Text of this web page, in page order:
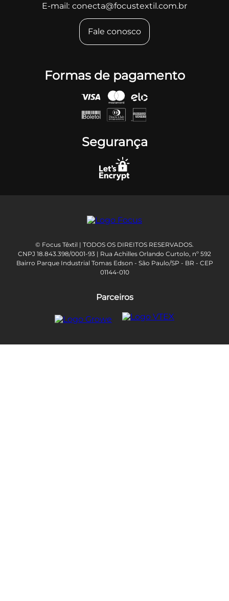
E-mail: conecta@focustextil.com.br
Fale conosco
Formas de pagamento
Segurança
© Focus Têxtil | TODOS OS DIREITOS RESERVADOS.
CNPJ 18.843.398/0001-93 | Rua Achilles Orlando Curtolo, nº 592
Bairro Parque Industrial Tomas Edson - São Paulo/SP - BR - CEP
01144-010
Parceiros